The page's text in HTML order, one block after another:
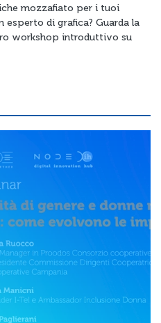
mozzafiato per i tuoi
esperto di grafica? Guarda la
workshop introduttivo su